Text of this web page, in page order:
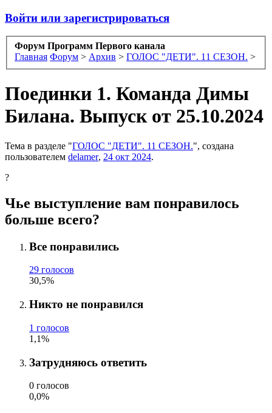
Войти или зарегистрироваться
Форум Программ Первого канала
Главная Форум > Архив > ГОЛОС "ДЕТИ". 11 СЕЗОН. >
Поединки 1. Команда Димы
Билана. Выпуск от 25.10.2024
Тема в разделе "ГОЛОС "ДЕТИ". 11 СЕЗОН.", создана
пользователем delamer, 24 окт 2024.
?
Чье выступление вам понравилось
больше всего?
Все понравились
29 голосов
30,5%
Никто не понравился
1 голосов
1,1%
Затрудняюсь ответить
0 голосов
0,0%